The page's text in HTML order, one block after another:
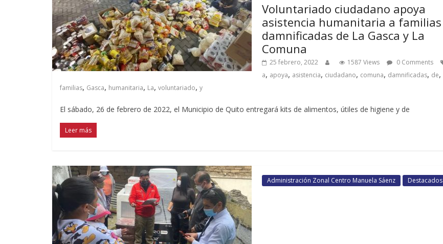
Voluntariado ciudadano apoya
asistencia humanitaria a familias
damnificadas de La Gasca y La
Comuna
25 febrero, 2022 1587 Views
0 Comments
a, apoya, asistencia, ciudadano, comuna, damnificadas, de,
familias, Gasca, humanitaria, La, voluntariado, y
El sábado, 26 de febrero de 2022, el Municipio de Quito entregará kits de alimentos, útiles de higiene y de
Leer más
Administración Zonal Centro Manuela Sáenz Destacados